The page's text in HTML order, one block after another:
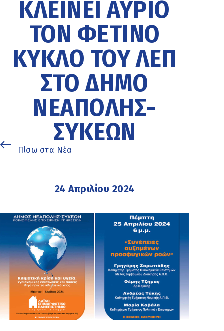
ΚΛΕΊΝΕΙ ΑΎΡΙΟ
ΤΟΝ ΦΕΤΙΝΌ
ΚΎΚΛΟ ΤΟΥ ΛΕΠ
ΣΤΟ ΔΉΜΟ
ΝΕΆΠΟΛΗΣ-
ΣΥΚΕΏΝ
Πίσω στα Νέα
24 Απριλίου 2024